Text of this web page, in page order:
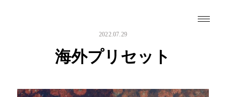
2022.07.29
海外プリセット